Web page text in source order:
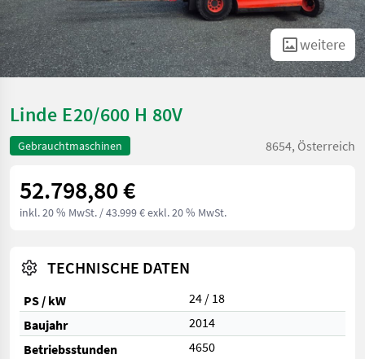
weitere
Linde E20/600 H 80V
Gebrauchtmaschinen 8654, Österreich
52.798,80 €
inkl. 20 % MwSt. / 43.999 € exkl. 20 % MwSt.
TECHNISCHE DATEN
PS / kW
24 / 18
Baujahr
2014
Betriebsstunden
4650